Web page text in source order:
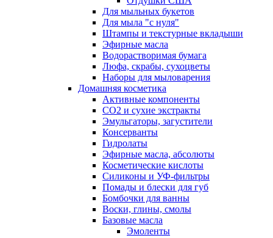
Для мыльных букетов
Для мыла "с нуля"
Штампы и текстурные вкладыши
Эфирные масла
Водорастворимая бумага
Люфа, скрабы, сухоцветы
Наборы для мыловарения
Домашняя косметика
Активные компоненты
СО2 и сухие экстракты
Эмульгаторы, загустители
Консерванты
Гидролаты
Эфирные масла, абсолюты
Косметические кислоты
Силиконы и УФ-фильтры
Помады и блески для губ
Бомбочки для ванны
Воски, глины, смолы
Базовые масла
Эмоленты